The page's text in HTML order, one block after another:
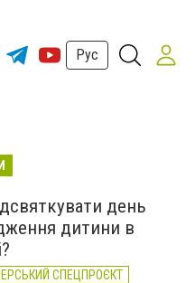
Рус
день
дитини в
СПЕЦПРОЄКТ